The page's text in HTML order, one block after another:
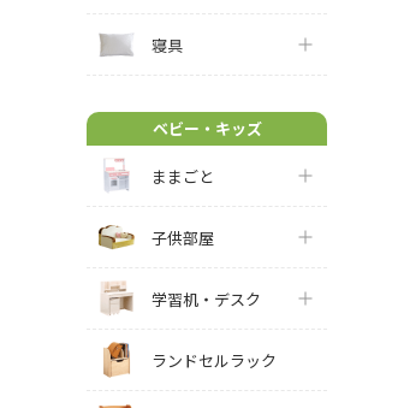
寝具
ベビー・キッズ
ままごと
子供部屋
学習机・デスク
ランドセルラック